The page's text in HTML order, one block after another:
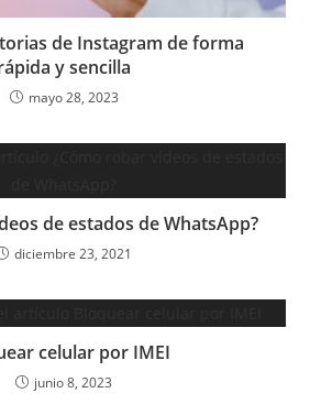
de Instagram de forma
y sencilla
mayo 28, 2023
de estados de WhatsApp?
diciembre 23, 2021
celular por IMEI
junio 8, 2023